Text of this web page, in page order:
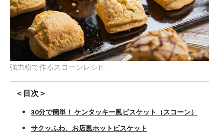
強力粉で作るスコーンレシピ
＜目次＞
30分で簡単！ ケンタッキー風ビスケット（スコーン）
サクッふわ、お店風ホットビスケット